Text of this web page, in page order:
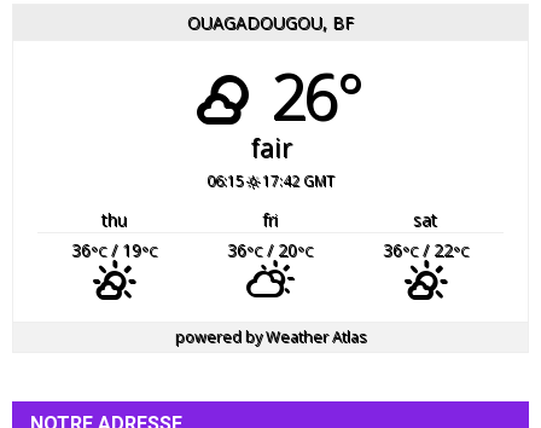
OUAGADOUGOU, BF
26°
fair
06:15 17:42 GMT
thu fri
sat
36°C/ 19°C 36°C/ 20°C 36°C/ 22°C
powered byWeather Atlas